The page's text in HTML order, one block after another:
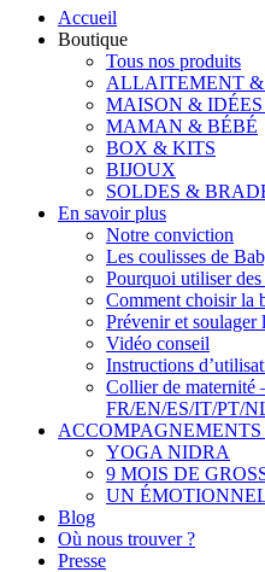
Accueil
Boutique
Tous nos produits
ALLAITEMENT
MAISON &
MAMAN & BÉBÉ
BOX & KITS
BIJOUX
SOLDES &
En savoir plus
Notre conviction
Les coulisses de
Pourquoi utiliser
Comment choisir la
Prévenir et soulager
Vidéo conseil
Instructions
Collier de maternité
FR/EN/ES/IT/PT/
YOGA NIDRA
9 MOIS DE
UN
Blog
Où nous trouver ?
Presse